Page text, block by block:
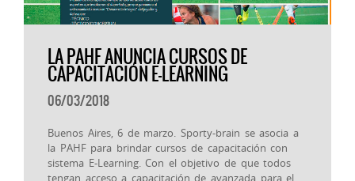
LA PAHF ANUNCIA CURSOS DE
CAPACITACIÓN E-LEARNING
06/03/2018
Buenos Aires, 6 de marzo. Sporty-brain se asocia a
la PAHF para brindar cursos de capacitación con
sistema E-Learning. Con el objetivo de que todos
tengan acceso a capacitación de avanzada para el